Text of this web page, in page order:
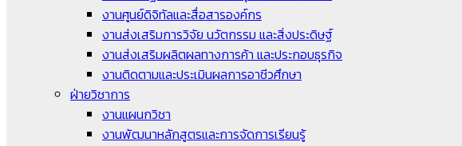
งานศูนย์ดิจิทัลและสื่อสารองค์กร
งานส่งเสริมการวิจัย นวัตกรรม และสิ่งประดิษฐ์
งานส่งเสริมผลิตผลทางการค้า และประกอบธุรกิจ
งานติดตามและประเมินผลการอาชีวศึกษา
ฝ่ายวิชาการ
งานแผนกวิชา
งานพัฒนาหลักสูตรและการจัดการเรียนรู้